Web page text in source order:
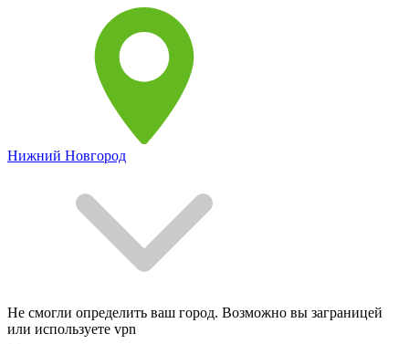
Нижний Новгород
Не смогли определить ваш город. Возможно вы заграницей
или используете vpn